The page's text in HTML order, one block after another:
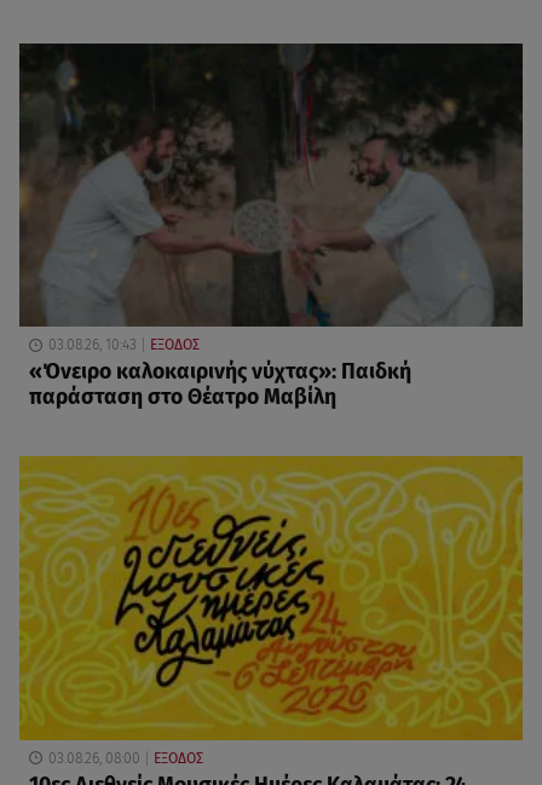
03.08.26, 10:43 ΕΞΟΔΟΣ
«Όνειρο καλοκαιρινής νύχτας»: Παιδκή
παράσταση στο Θέατρο Μαβίλη
03.08.26, 08:00 ΕΞΟΔΟΣ